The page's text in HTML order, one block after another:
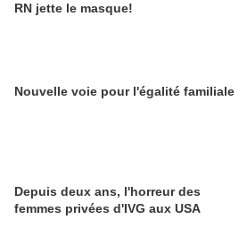
RN jette le masque!
Nouvelle voie pour l'égalité familiale
Depuis deux ans, l'horreur des
femmes privées d'IVG aux USA